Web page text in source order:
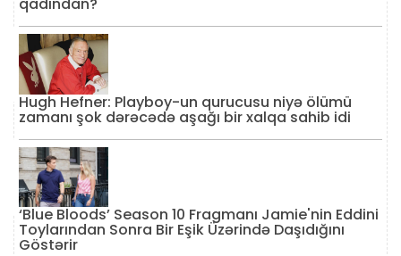
qadından?
Hugh Hefner: Playboy-un qurucusu niyə ölümü
zamanı şok dərəcədə aşağı bir xalqa sahib idi
‘Blue Bloods’ Season 10 Fragmanı Jamie'nin Eddini
Toylarından Sonra Bir Eşik Üzərində Daşıdığını
Göstərir